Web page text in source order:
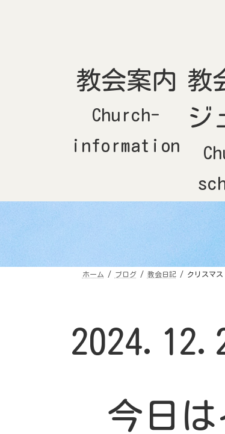
教会案内
Church-
information
教
ジ
ホーム ブログ 教会日記 クリスマス
今日は